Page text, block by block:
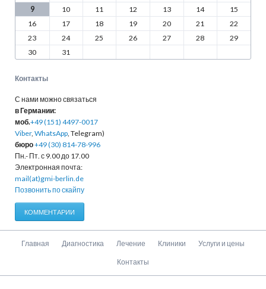
9
10 11 12 13 14
15
16
17 18 19 20 21
22
23
24 25 26 27 28
29
30
31
Контакты
С нами можно связаться
в Германии:
моб.+49 (151) 4497-0017
Viber, WhatsApp, Telegram)
бюро+49 (30) 814-78-996
Пн.- Пт. с 9.00 до 17.00
Электронная почта:
mail(at)gmi-berlin.de
Позвонить по скайпу
КОММЕНТАРИИ
Пропустить
Главная Диагностика Лечение Клиники Услуги и цены
Контакты